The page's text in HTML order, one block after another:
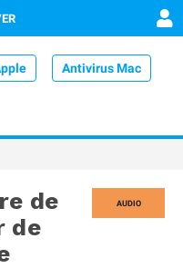
Antivirus Mac
AUDIO
de
de